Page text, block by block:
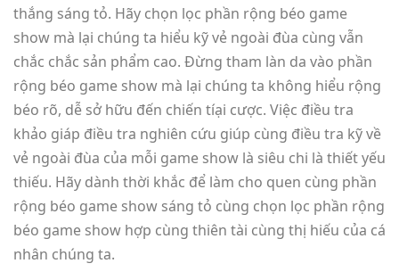
thắng sáng tỏ. Hãy chọn lọc phần rộng béo game
show mà lại chúng ta hiểu kỹ vẻ ngoài đùa cùng vẫn
chắc chắc sản phẩm cao. Đừng tham làn da vào phần
rộng béo game show mà lại chúng ta không hiểu rộng
béo rõ, dễ sở hữu đến chiến tíại cược. Việc điều tra
khảo giáp điều tra nghiên cứu giúp cùng điều tra kỹ về
vẻ ngoài đùa của mỗi game show là siêu chi là thiết yếu
thiếu. Hãy dành thời khắc để làm cho quen cùng phần
rộng béo game show sáng tỏ cùng chọn lọc phần rộng
béo game show hợp cùng thiên tài cùng thị hiếu của cá
nhân chúng ta.